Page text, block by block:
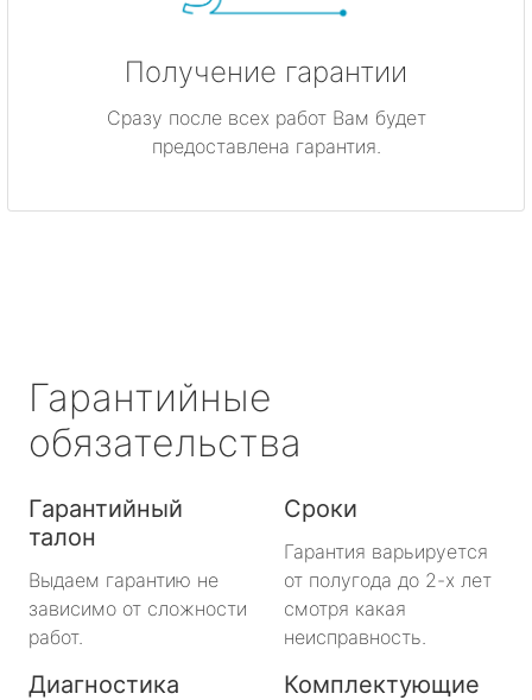
Получение гарантии
Сразу после всех работ Вам будет
предоставлена гарантия.
Гарантийные
обязательства
Гарантийный
талон
Выдаем гарантию не
зависимо от сложности
работ.
Сроки
Гарантия варьируется
от полугода до 2-х лет
смотря какая
неисправность.
Диагностика Комплектующие